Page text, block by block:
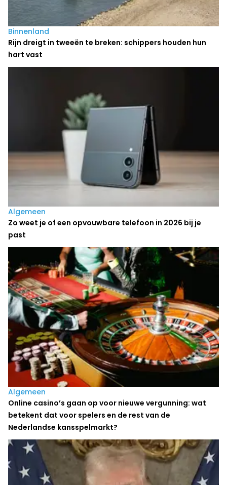
Binnenland
Rijn dreigt in tweeën te breken: schippers houden hun
hart vast
Algemeen
Zo weet je of een opvouwbare telefoon in 2026 bij je
past
Algemeen
Online casino’s gaan op voor nieuwe vergunning: wat
betekent dat voor spelers en de rest van de
Nederlandse kansspelmarkt?